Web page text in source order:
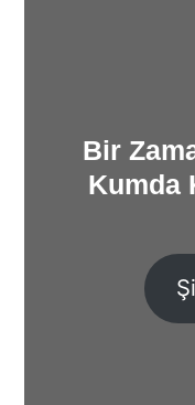
Bir
Kumda